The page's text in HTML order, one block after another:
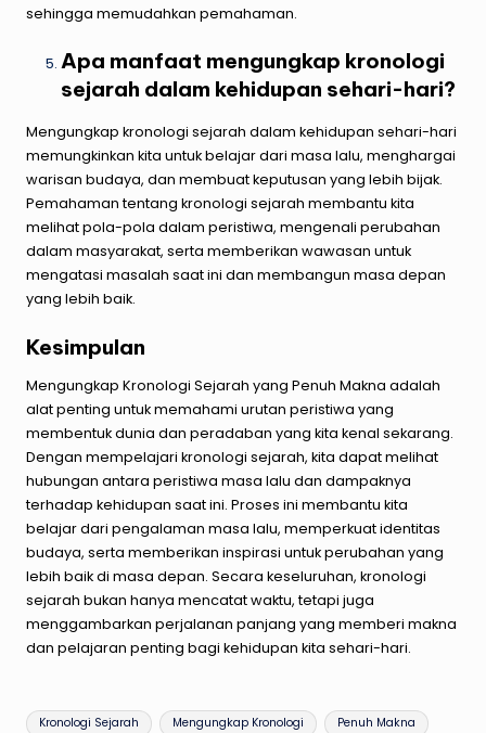
sehingga memudahkan pemahaman.
Apa manfaat mengungkap kronologi
sejarah dalam kehidupan sehari-hari?
Mengungkap kronologi sejarah dalam kehidupan sehari-hari
memungkinkan kita untuk belajar dari masa lalu, menghargai
warisan budaya, dan membuat keputusan yang lebih bijak.
Pemahaman tentang kronologi sejarah membantu kita
melihat pola-pola dalam peristiwa, mengenali perubahan
dalam masyarakat, serta memberikan wawasan untuk
mengatasi masalah saat ini dan membangun masa depan
yang lebih baik.
Kesimpulan
Mengungkap Kronologi Sejarah yang Penuh Makna adalah
alat penting untuk memahami urutan peristiwa yang
membentuk dunia dan peradaban yang kita kenal sekarang.
Dengan mempelajari kronologi sejarah, kita dapat melihat
hubungan antara peristiwa masa lalu dan dampaknya
terhadap kehidupan saat ini. Proses ini membantu kita
belajar dari pengalaman masa lalu, memperkuat identitas
budaya, serta memberikan inspirasi untuk perubahan yang
lebih baik di masa depan. Secara keseluruhan, kronologi
sejarah bukan hanya mencatat waktu, tetapi juga
menggambarkan perjalanan panjang yang memberi makna
dan pelajaran penting bagi kehidupan kita sehari-hari.
Tags:
Kronologi Sejarah Mengungkap Kronologi Penuh Makna